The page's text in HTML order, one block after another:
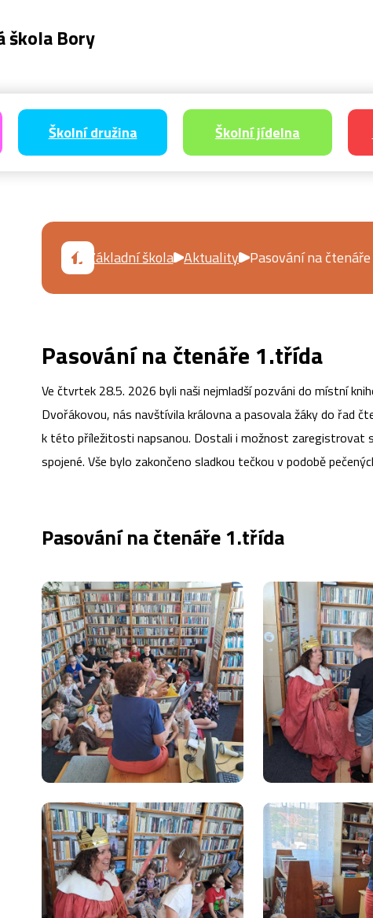
škola Bory
Školní družina Školní jídelna
Základní škola Aktuality Pasování na
Pasování na čtenáře 1.třída
Ve čtvrtek 28.5. 2026 byli naši nejmladší pozváni do místní
Dvořákovou, nás navštívila královna a pasovala žáky do řad
k této příležitosti napsanou. Dostali i možnost zaregistrovat
spojené. Vše bylo zakončeno sladkou tečkou v podobě
Pasování na čtenáře 1.třída